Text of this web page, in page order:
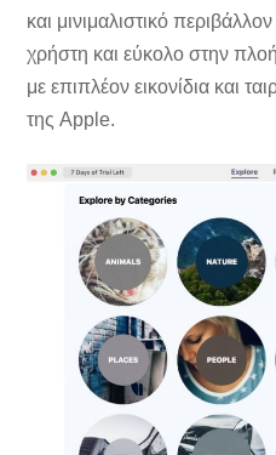
και μινιμαλιστικό
χρήστη και εύκολο στην
με επιπλέον εικονίδια και
της Apple.